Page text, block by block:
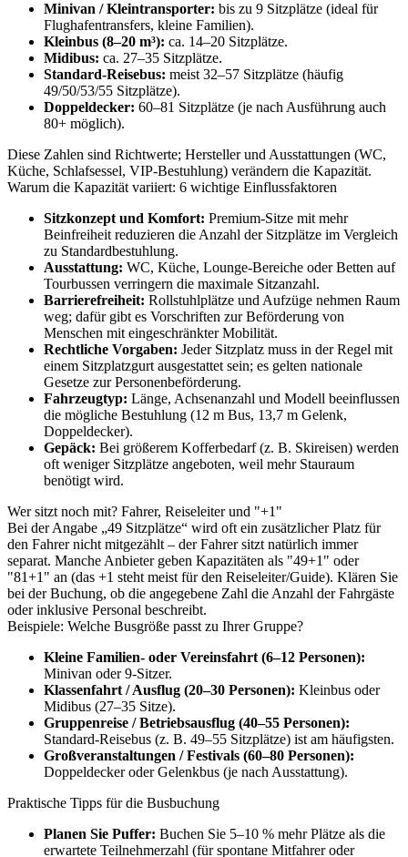
Minivan / Kleintransporter: bis zu 9 Sitzplätze (ideal für
Flughafentransfers, kleine Familien).
Kleinbus (8–20 m³): ca. 14–20 Sitzplätze.
Midibus: ca. 27–35 Sitzplätze.
Standard-Reisebus: meist 32–57 Sitzplätze (häufig
49/50/53/55 Sitzplätze).
Doppeldecker: 60–81 Sitzplätze (je nach Ausführung auch
80+ möglich).
Diese Zahlen sind Richtwerte; Hersteller und Ausstattungen (WC,
Küche, Schlafsessel, VIP-Bestuhlung) verändern die Kapazität.
Warum die Kapazität variiert: 6 wichtige Einflussfaktoren
Sitzkonzept und Komfort: Premium-Sitze mit mehr
Beinfreiheit reduzieren die Anzahl der Sitzplätze im Vergleich
zu Standardbestuhlung.
Ausstattung: WC, Küche, Lounge-Bereiche oder Betten auf
Tourbussen verringern die maximale Sitzanzahl.
Barrierefreiheit: Rollstuhlplätze und Aufzüge nehmen Raum
weg; dafür gibt es Vorschriften zur Beförderung von
Menschen mit eingeschränkter Mobilität.
Rechtliche Vorgaben: Jeder Sitzplatz muss in der Regel mit
einem Sitzplatzgurt ausgestattet sein; es gelten nationale
Gesetze zur Personenbeförderung.
Fahrzeugtyp: Länge, Achsenanzahl und Modell beeinflussen
die mögliche Bestuhlung (12 m Bus, 13,7 m Gelenk,
Doppeldecker).
Gepäck: Bei größerem Kofferbedarf (z. B. Skireisen) werden
oft weniger Sitzplätze angeboten, weil mehr Stauraum
benötigt wird.
Wer sitzt noch mit? Fahrer, Reiseleiter und "+1"
Bei der Angabe „49 Sitzplätze“ wird oft ein zusätzlicher Platz für
den Fahrer nicht mitgezählt – der Fahrer sitzt natürlich immer
separat. Manche Anbieter geben Kapazitäten als "49+1" oder
"81+1" an (das +1 steht meist für den Reiseleiter/Guide). Klären Sie
bei der Buchung, ob die angegebene Zahl die Anzahl der Fahrgäste
oder inklusive Personal beschreibt.
Beispiele: Welche Busgröße passt zu Ihrer Gruppe?
Kleine Familien- oder Vereinsfahrt (6–12 Personen):
Minivan oder 9-Sitzer.
Klassenfahrt / Ausflug (20–30 Personen): Kleinbus oder
Midibus (27–35 Sitze).
Gruppenreise / Betriebsausflug (40–55 Personen):
Standard-Reisebus (z. B. 49–55 Sitzplätze) ist am häufigsten.
Großveranstaltungen / Festivals (60–80 Personen):
Doppeldecker oder Gelenkbus (je nach Ausstattung).
Praktische Tipps für die Busbuchung
Planen Sie Puffer: Buchen Sie 5–10 % mehr Plätze als die
erwartete Teilnehmerzahl (für spontane Mitfahrer oder